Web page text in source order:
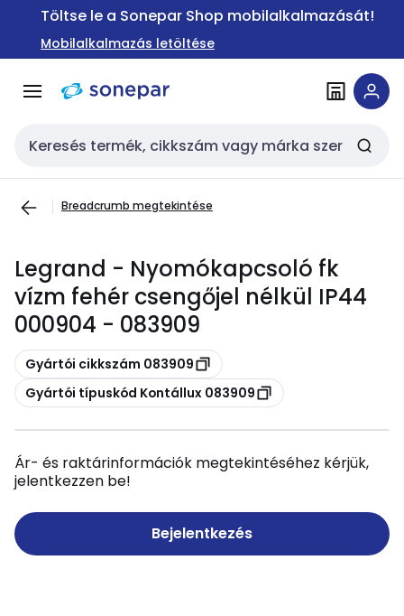
Ugrás a
Ugrás a
tartalomra
Töltse le a Sonepar Shop mobilalkalmazását!
Mobilalkalmazás letöltése
Keresési bemenet
Breadcrumb megtekintése
Legrand - Nyomókapcsoló fk
vízm fehér csengőjel nélkül IP44
000904 - 083909
Másolás
Gyártói cikkszám 083909
Másolás
Gyártói típuskód Kontállux 083909
Ár- és raktárinformációk megtekintéséhez kérjük,
jelentkezzen be!
Bejelentkezés